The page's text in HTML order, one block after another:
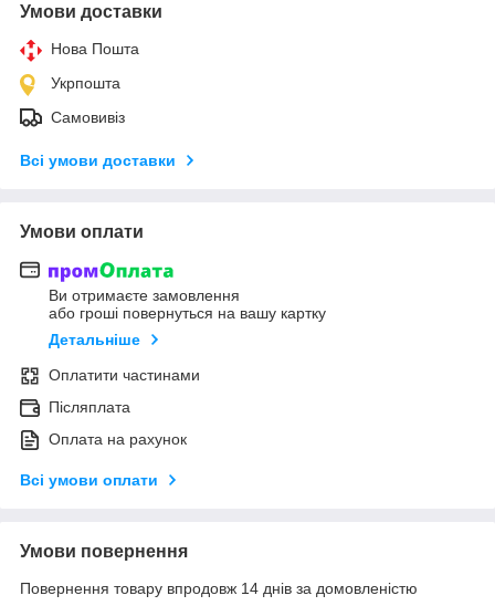
Умови доставки
Нова Пошта
Укрпошта
Самовивіз
Всі умови доставки
Умови оплати
Ви отримаєте замовлення
або гроші повернуться на вашу картку
Детальніше
Оплатити частинами
Післяплата
Оплата на рахунок
Всі умови оплати
Умови повернення
Повернення товару впродовж 14 днів за домовленістю